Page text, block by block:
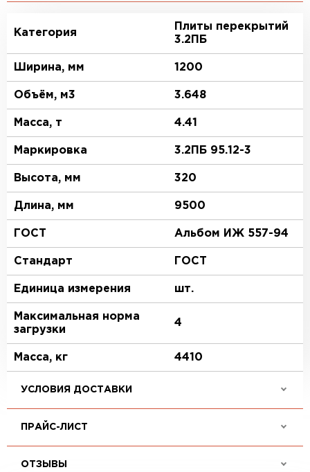
Категория
Плиты перекрытий
3.2ПБ
Ширина, мм 1200
Объём, м3 3.648
Масса, т 4.41
Маркировка 3.2ПБ 95.12-3
Высота, мм 320
Длина, мм 9500
ГОСТ Альбом ИЖ 557-94
Стандарт ГОСТ
Единица измерения шт.
Максимальная норма
загрузки
4
Масса, кг 4410
УСЛОВИЯ ДОСТАВКИ
ПРАЙС-ЛИСТ
ОТЗЫВЫ